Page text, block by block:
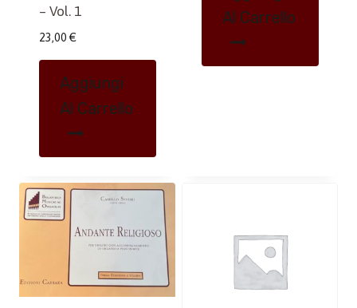
– Vol. 1
23,00 €
Aggiungi
Al Carrello
Al Carrello